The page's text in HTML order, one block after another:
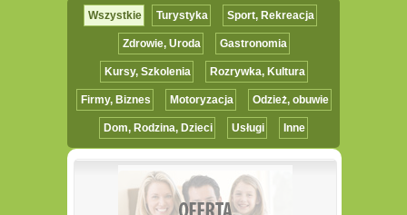
Wszystkie Turystyka Sport, Rekreacja
Zdrowie, Uroda Gastronomia
Kursy, Szkolenia Rozrywka, Kultura
Firmy, Biznes Motoryzacja Odzież, obuwie
Dom, Rodzina, Dzieci Usługi Inne